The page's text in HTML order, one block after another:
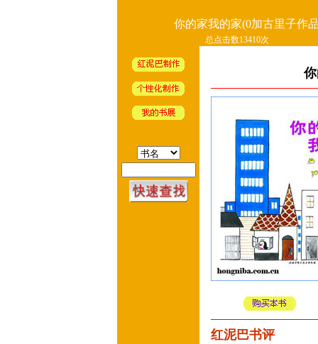
你的家我的家(0加古里子作
总点击数13410次
红泥巴书评